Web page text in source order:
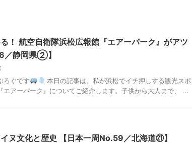
！ 航空自衛隊浜松広報館『エアーパーク』がアツ
／静岡県②】
ろぐです
本日の記事は、私が浜松でイチ押しする観光スポ
エアーパーク』についてご紹介します。子供から大人まで、 ...
ヌ文化と歴史 【日本一周No.59／北海道㉑】